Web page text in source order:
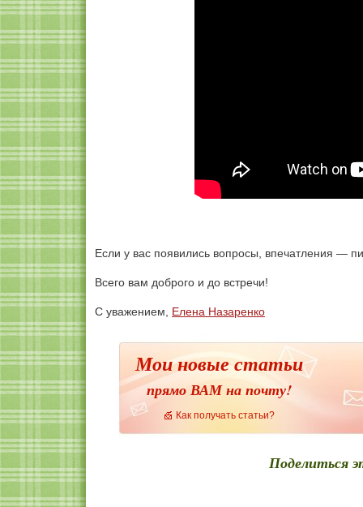
Если у вас появились вопросы, впечатления —
Всего вам доброго и до встречи!
С уважением, Елена Назаренко
Мои новые статьи
прямо ВАМ на почту!
Как получать статьи?
Поделиться